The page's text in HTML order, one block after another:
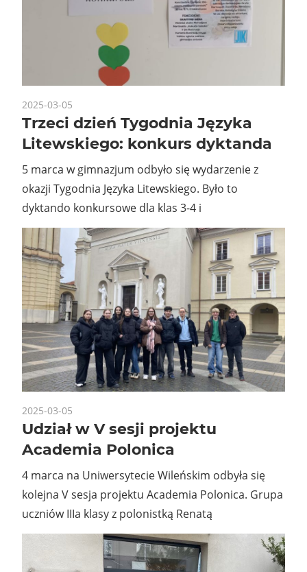
2025-03-05
Trzeci dzień Tygodnia Języka
Litewskiego: konkurs dyktanda
5 marca w gimnazjum odbyło się wydarzenie z
okazji Tygodnia Języka Litewskiego. Było to
dyktando konkursowe dla klas 3-4 i
2025-03-05
Udział w V sesji projektu
Academia Polonica
4 marca na Uniwersytecie Wileńskim odbyła się
kolejna V sesja projektu Academia Polonica. Grupa
uczniów IIIa klasy z polonistką Renatą